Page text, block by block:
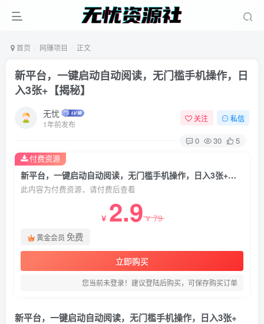
首页 网赚项目 正文
新平台，一键启动自动阅读，无门槛手机操作，日
入3张+【揭秘】
无忧
1年前发布
关注 私信
0 30 5
新平台，一键启动自动阅读，无门槛手机操作，日入3张+【揭秘】
此内容为付费资源，请付费后查看
￥ 2.9￥79
黄金会员 免费
立即购买
您当前未登录！建议登陆后购买，可保存购买订单
付费资源
新平台，一键启动自动阅读，无门槛手机操作，日入3张+